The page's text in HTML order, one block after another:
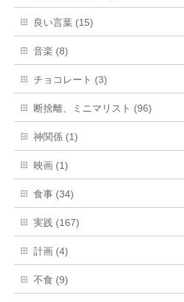
良い言葉 (15)
音楽 (8)
チョコレート (3)
断捨離、ミニマリスト (96)
神関係 (1)
映画 (1)
食事 (34)
実践 (167)
計画 (4)
不食 (9)